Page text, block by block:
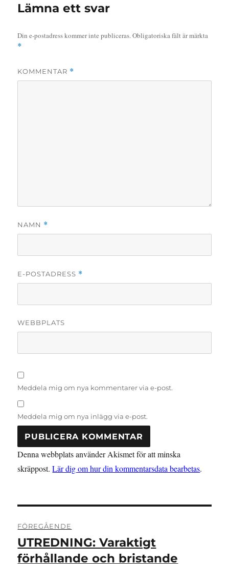
Lämna ett svar
Din e-postadress kommer inte publiceras.Obligatoriska fält är märkta
*
KOMMENTAR *
NAMN *
E-POSTADRESS *
WEBBPLATS
Meddela mig om nya kommentarer via e-post.
Meddela mig om nya inlägg via e-post.
Denna webbplats använder Akismet för att minska
skräppost.Lär dig om hur din kommentarsdata bearbetas.
FÖREGÅENDE
Föregående
inlägg:
UTREDNING: Varaktigt
förhållande och bristande